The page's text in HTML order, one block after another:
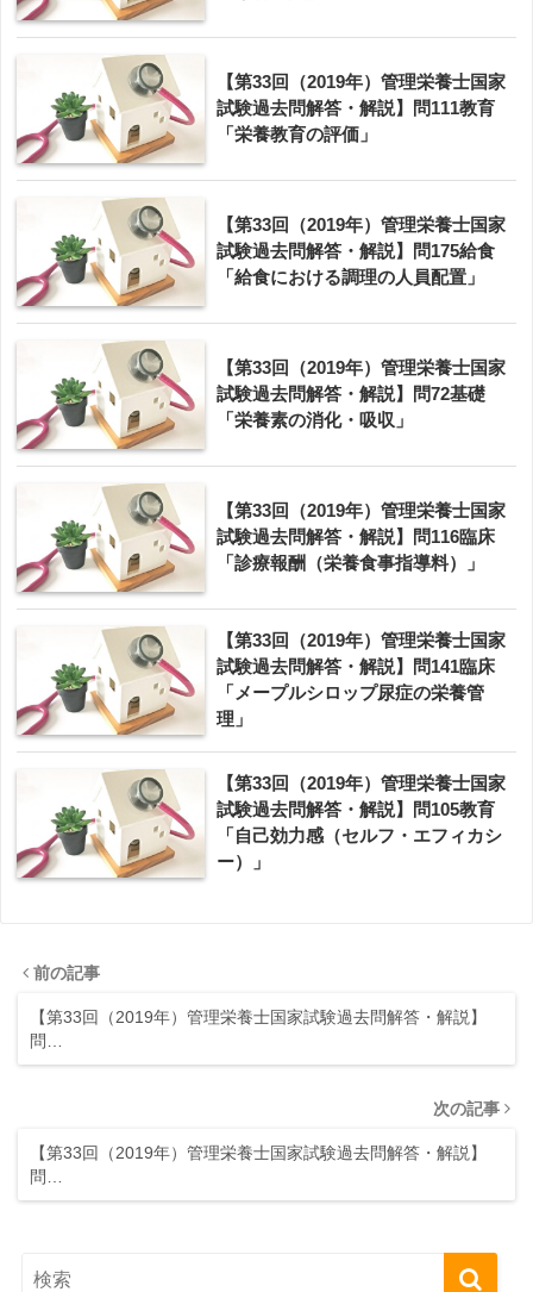
【第33回（2019年）管理栄養士国家
試験過去問解答・解説】問111教育
「栄養教育の評価」
【第33回（2019年）管理栄養士国家
試験過去問解答・解説】問175給食
「給食における調理の人員配置」
【第33回（2019年）管理栄養士国家
試験過去問解答・解説】問72基礎
「栄養素の消化・吸収」
【第33回（2019年）管理栄養士国家
試験過去問解答・解説】問116臨床
「診療報酬（栄養食事指導料）」
【第33回（2019年）管理栄養士国家
試験過去問解答・解説】問141臨床
「メープルシロップ尿症の栄養管
理」
【第33回（2019年）管理栄養士国家
試験過去問解答・解説】問105教育
「自己効力感（セルフ・エフィカシ
ー）」
前の記事
【第33回（2019年）管理栄養士国家試験過去問解答・解説】
問…
次の記事
【第33回（2019年）管理栄養士国家試験過去問解答・解説】
問…